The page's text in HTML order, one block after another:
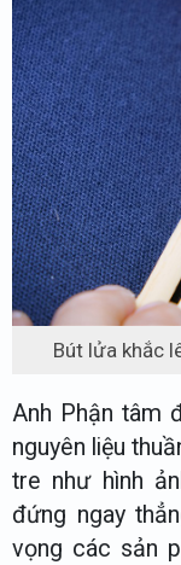
Bút lửa khắc
Anh Phận tâm
nguyên liệu
tre như hình
đứng ngay
vọng các sản